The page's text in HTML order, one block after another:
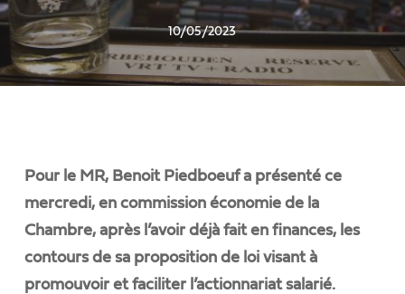
10/05/2023
Pour le MR, Benoit Piedboeuf a présenté ce
mercredi, en commission économie de la
Chambre, après l’avoir déjà fait en finances, les
contours de sa proposition de loi visant à
promouvoir et faciliter l’actionnariat salarié.